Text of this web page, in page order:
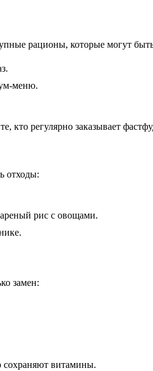
рационы, которые могут
меню.
кто регулярно заказывает
отходы:
рис с овощами.
замен:
сохраняют витамины.